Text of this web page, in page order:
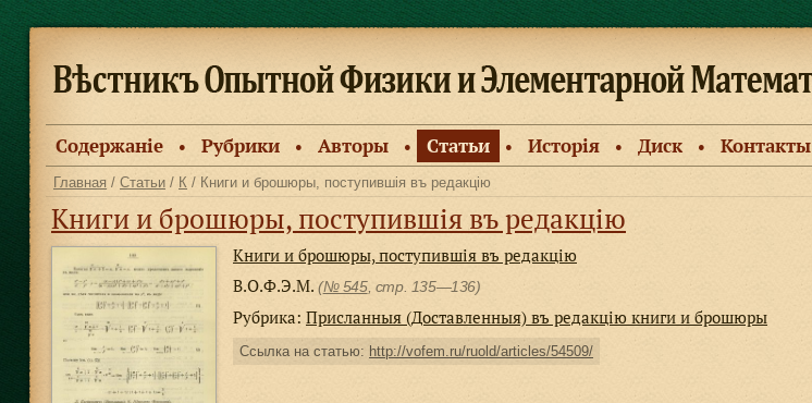
Содержанiе ● Рубрики ● Авторы ● Статьи ● Исторiя ● Диск ● Контакты
Главная / Статьи / К / Книги и брошюры, поступившiя въ редакцiю
Книги и брошюры, поступившiя въ редакцiю
Книги и брошюры, поступившiя въ редакцiю
В.О.Ф.Э.М. (№ 545, стр. 135—136)
Рубрика: Присланныя (Доставленныя) въ редакцiю книги и брошюры
Ссылка на статью: http://vofem.ru/ruold/articles/54509/